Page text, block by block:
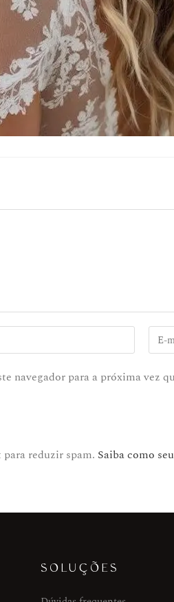
navegador para a próxima vez
reduzir spam. Saiba como
SOLUÇÕES